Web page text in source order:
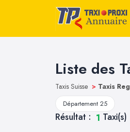
Liste des
Taxis Suisse > Taxis
Département 25
Résultat : 1 Taxi(s)